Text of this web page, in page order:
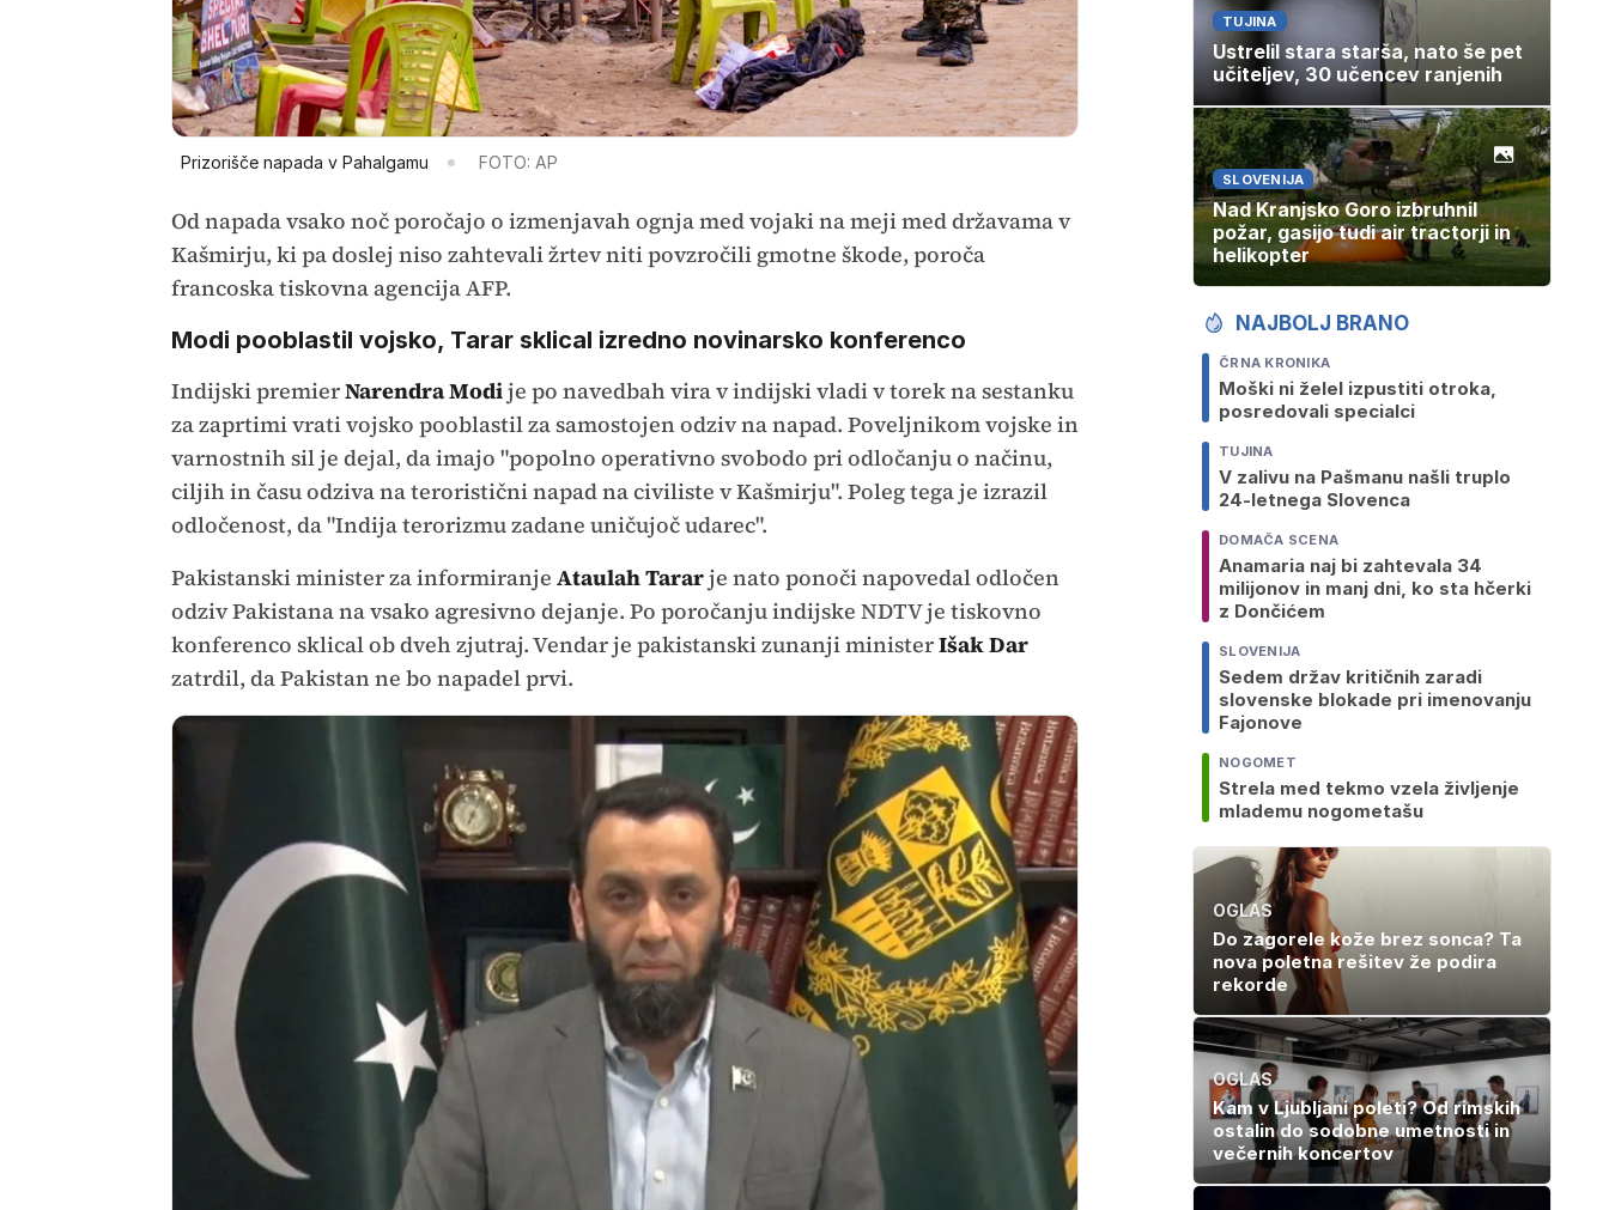
Prizorišče napada v Pahalgamu FOTO: AP
Od napada vsako noč poročajo o izmenjavah ognja med vojaki na meji med državama v
Kašmirju, ki pa doslej niso zahtevali žrtev niti povzročili gmotne škode, poroča
francoska tiskovna agencija AFP.
Modi pooblastil vojsko, Tarar sklical izredno novinarsko konferenco
Indijski premierNarendra Modije po navedbah vira v indijski vladi v torek na sestanku
za zaprtimi vrati vojsko pooblastil za samostojen odziv na napad. Poveljnikom vojske in
varnostnih sil je dejal, da imajo "popolno operativno svobodo pri odločanju o načinu,
ciljih in času odziva na teroristični napad na civiliste v Kašmirju". Poleg tega je izrazil
odločenost, da "Indija terorizmu zadane uničujoč udarec".
Pakistanski minister za informiranje Ataulah Tararje nato ponoči napovedal odločen
odziv Pakistana na vsako agresivno dejanje. Po poročanju indijske NDTV je tiskovno
konferenco sklical ob dveh zjutraj. Vendar je pakistanski zunanji ministerIšak Dar
zatrdil, da Pakistan ne bo napadel prvi.
TUJINA
Ustrelil stara starša, nato še pet
učiteljev, 30 učencev ranjenih
SLOVENIJA
Nad Kranjsko Goro izbruhnil
požar, gasijo tudi air tractorji in
helikopter
NAJBOLJ BRANO
ČRNA KRONIKA
Moški ni želel izpustiti otroka,
posredovali specialci
TUJINA
V zalivu na Pašmanu našli truplo
24-letnega Slovenca
DOMAČA SCENA
Anamaria naj bi zahtevala 34
milijonov in manj dni, ko sta hčerki
z Dončićem
SLOVENIJA
Sedem držav kritičnih zaradi
slovenske blokade pri imenovanju
Fajonove
NOGOMET
Strela med tekmo vzela življenje
mlademu nogometašu
OGLAS
Do zagorele kože brez sonca? Ta
nova poletna rešitev že podira
rekorde
OGLAS
Kam v Ljubljani poleti? Od rimskih
ostalin do sodobne umetnosti in
večernih koncertov